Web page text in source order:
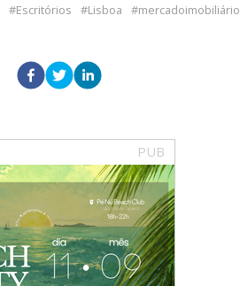
Escritórios Lisboa mercadoimobiliário
PUB